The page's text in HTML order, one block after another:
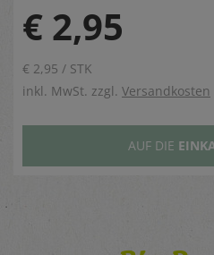
€ 2,95
€ 2,95 / STK
inkl. MwSt. zzgl. Versandkosten
AUF DIE